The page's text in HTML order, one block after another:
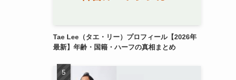
Tae Lee（タエ・リー）プロフィール【2026年
最新】年齢・国籍・ハーフの真相まとめ